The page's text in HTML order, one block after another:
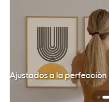
Ajustados a la perfección